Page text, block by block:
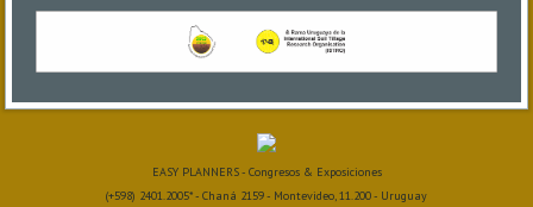
EASY PLANNERS - Congresos & Exposiciones
(+598) 2401.2005* - Chaná 2159 - Montevideo, 11.200 - Uruguay